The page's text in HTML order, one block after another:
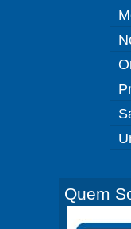
Quem